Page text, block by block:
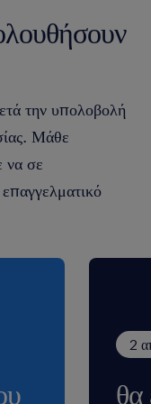
ες που
προς στελέχωση
Όλες οι
την υπολοβολή
Μάθε
να σε
2
θα